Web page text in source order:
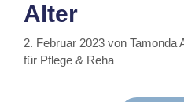
Alter
2. Februar 2023 von Tamonda
für Pflege & Reha